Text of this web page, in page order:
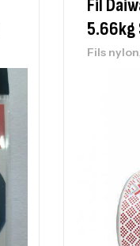
Fil
Fils nylon,